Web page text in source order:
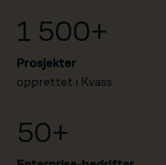
1 500+
Prosjekter
opprettet i Kvass
50+